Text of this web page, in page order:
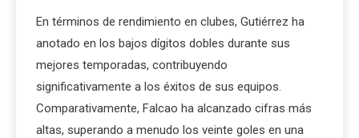
En términos de rendimiento en clubes, Gutiérrez ha
anotado en los bajos dígitos dobles durante sus
mejores temporadas, contribuyendo
significativamente a los éxitos de sus equipos.
Comparativamente, Falcao ha alcanzado cifras más
altas, superando a menudo los veinte goles en una